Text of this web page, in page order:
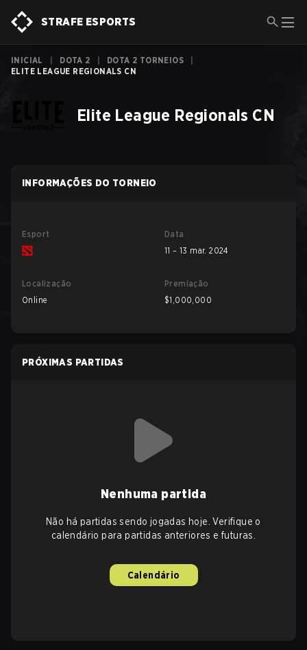
STRAFE ESPORTS
INICIAL DOTA 2 DOTA 2 TORNEIOS
ELITE LEAGUE REGIONALS CN
Elite League Regionals CN
INFORMAÇÕES DO TORNEIO
Esport
Data
11 – 13 mar. 2024
Localização
Online
Premiação
$1,000,000
PRÓXIMAS PARTIDAS
Nenhuma partida
Não há partidas sendo jogadas hoje. Verifique o
calendário para partidas anteriores e futuras.
Calendário